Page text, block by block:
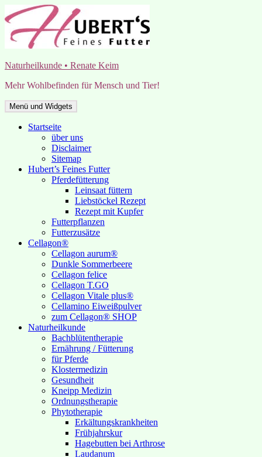
Zum
Inhalt
springen
Naturheilkunde • Renate Keim
Mehr Wohlbefinden für Mensch und Tier!
Menü und Widgets
Startseite
über uns
Disclaimer
Sitemap
Hubert’s Feines Futter
Pferdefütterung
Leinsaat füttern
Liebstöckel Rezept
Rezept mit Kupfer
Futterpflanzen
Futterzusätze
Cellagon®
Cellagon aurum®
Dunkle Sommerbeere
Cellagon felice
Cellagon T.GO
Cellagon Vitale plus®
Cellamino Eiweißpulver
zum Cellagon® SHOP
Naturheilkunde
Bachblütentherapie
Ernährung / Fütterung
für Pferde
Klostermedizin
Gesundheit
Kneipp Medizin
Ordnungstherapie
Phytotherapie
Erkältungskrankheiten
Frühjahrskur
Hagebutten bei Arthrose
Laudanum